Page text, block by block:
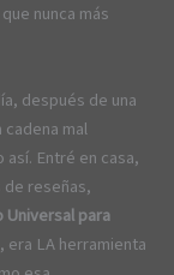
nunca más
después de una
mal
Entré en casa,
reseñas,
Universal para
era LA herramienta